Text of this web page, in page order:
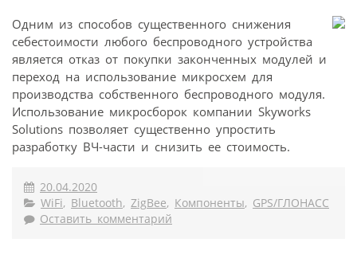
Одним из способов существенного снижения
себестоимости любого беспроводного устройства
является отказ от покупки законченных модулей и
переход на использование микросхем для
производства собственного беспроводного модуля.
Использование микросборок компании Skyworks
Solutions позволяет существенно упростить
разработку ВЧ-части и снизить ее стоимость.
20.04.2020
WiFi, Bluetooth, ZigBee, Компоненты, GPS/ГЛОНАСС
Оставить комментарий